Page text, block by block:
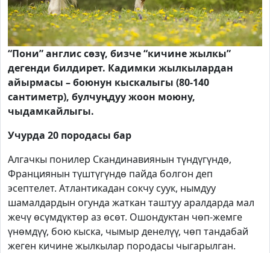
“Пони” англис сөзү, бизче “кичине жылкы”
дегенди билдирет. Кадимки жылкылардан
айырмасы – боюнун кыскалыгы (80-140
сантиметр), булчуңдуу жоон моюну,
чыдамкайлыгы.
Учурда 20 породасы бар
Алгачкы понилер Скандинавиянын түндүгүндө,
Франциянын түштүгүндө пайда болгон деп
эсептелет. Атлантикадан сокчу суук, нымдуу
шамалдардын огунда жаткан таштуу аралдарда мал
жечү өсүмдүктөр аз өсөт. Ошондуктан чөп-жемге
үнөмдүү, бою кыска, чымыр денелүү, чөп тандабай
жеген кичине жылкылар породасы чыгарылган.